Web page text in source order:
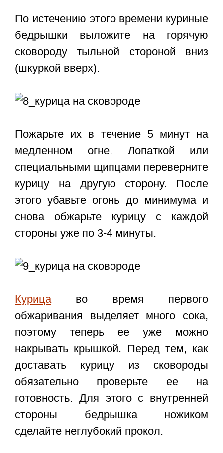
По истечению этого времени куриные
бедрышки выложите на горячую
сковороду тыльной стороной вниз
(шкуркой вверх).
Пожарьте их в течение 5 минут на
медленном огне. Лопаткой или
специальными щипцами переверните
курицу на другую сторону. После
этого убавьте огонь до минимума и
снова обжарьте курицу с каждой
стороны уже по 3-4 минуты.
Курицаво время первого
обжаривания выделяет много сока,
поэтому теперь ее уже можно
накрывать крышкой. Перед тем, как
доставать курицу из сковороды
обязательно проверьте ее на
готовность. Для этого с внутренней
стороны бедрышка ножиком
сделайте неглубокий прокол.